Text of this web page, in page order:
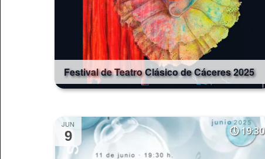
Festival de Teatro Clásico de Cáceres 2025
JUN
9 19:30